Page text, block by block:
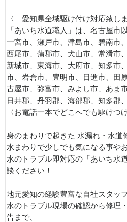
〈 愛知県全域駆け付け対応致し
「あいち水道職人」は、名古屋市
一宮市、瀬戸市、津島市、碧南市
西尾市、蒲郡市、犬山市、常滑市
新城市、東海市、大府市、知多市
市、岩倉市、豊明市、日進市、田
古屋市、弥富市、みよし市、あま
日井郡、丹羽郡、海部郡、知多郡
〈お電話一本でどこへでも駆けつ
身のまわりで起きた 水漏れ・水道
水まわりで少しでも気になる事や
水のトラブル即対応の「あいち水
談ください！
地元愛知の経験豊富な自社スタッフ
水のトラブル現場の確認から修理
告まで、